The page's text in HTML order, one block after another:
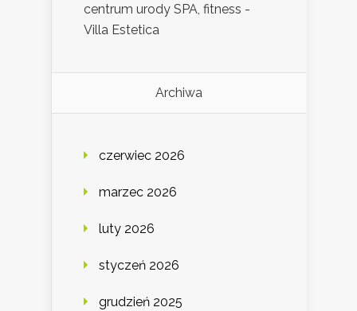
centrum urody SPA, fitness -
Villa Estetica
Archiwa
czerwiec 2026
marzec 2026
luty 2026
styczeń 2026
grudzień 2025